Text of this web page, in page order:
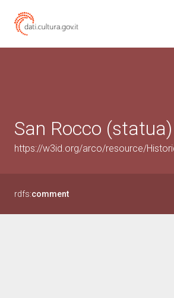
San Rocco
https://w3id.org/arco/resource/
rdfs:comment